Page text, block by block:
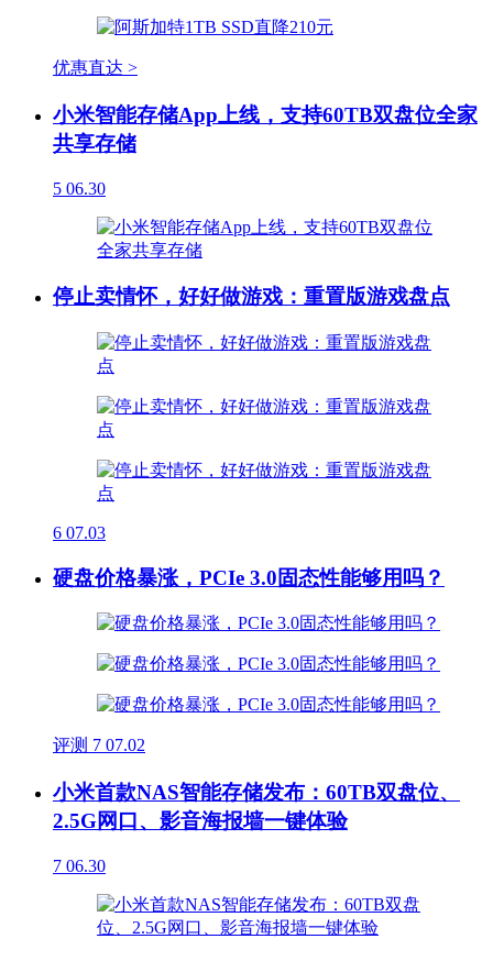
优惠直达 >
小米智能存储App上线，支持60TB双盘位全家
共享存储
5 06.30
停止卖情怀，好好做游戏：重置版游戏盘点
6 07.03
硬盘价格暴涨，PCIe 3.0固态性能够用吗？
评测 7 07.02
小米首款NAS智能存储发布：60TB双盘位、
2.5G网口、影音海报墙一键体验
7 06.30